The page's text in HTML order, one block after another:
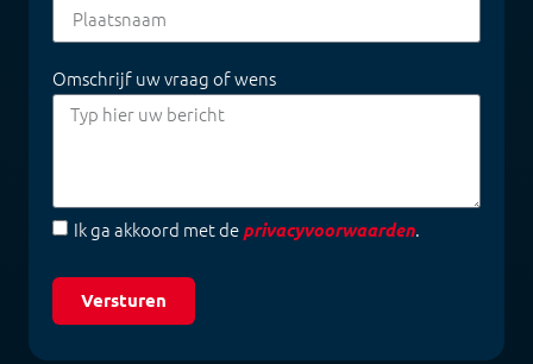
Omschrijf uw vraag of wens
Ik ga akkoord met de privacyvoorwaarden.
Versturen